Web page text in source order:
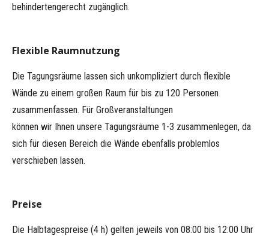
behindertengerecht zugänglich.
Flexible Raumnutzung
Die Tagungsräume lassen sich unkompliziert durch flexible
Wände zu einem großen Raum für bis zu 120 Personen
zusammenfassen. Für Großveranstaltungen
können wir Ihnen unsere Tagungsräume 1-3 zusammenlegen, da
sich für diesen Bereich die Wände ebenfalls problemlos
verschieben lassen.
Preise
Die Halbtagespreise (4 h) gelten jeweils von 08:00 bis 12:00 Uhr